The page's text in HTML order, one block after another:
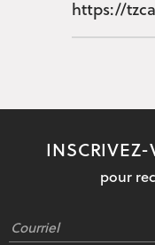
https://
INSCRIVEZ-
pour